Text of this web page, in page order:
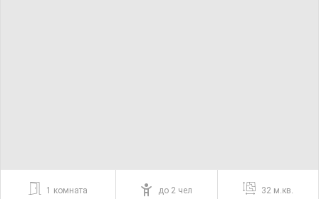
1 комната до 2 чел 32 м.кв.